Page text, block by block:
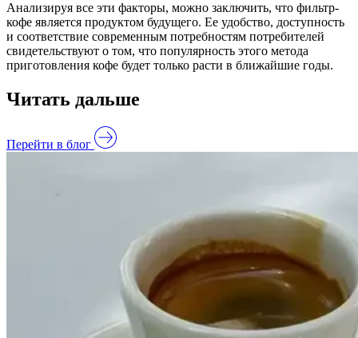
Анализируя все эти факторы, можно заключить, что фильтр-
кофе является продуктом будущего. Ее удобство, доступность
и соответствие современным потребностям потребителей
свидетельствуют о том, что популярность этого метода
приготовления кофе будет только расти в ближайшие годы.
Читать дальше
Перейти в блог